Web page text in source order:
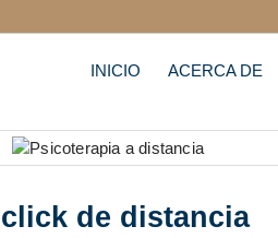
INICIO ACERCA DE
de distancia